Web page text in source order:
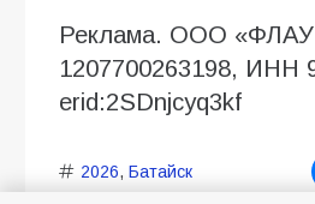
Реклама. ООО
1207700263198, ИНН
erid:2SDnjcyq3kf
2026, Батайск